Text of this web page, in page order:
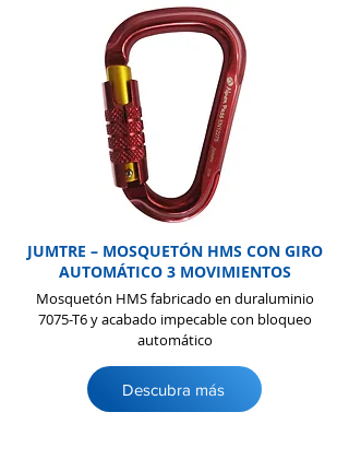
JUMTRE – MOSQUETÓN HMS CON GIRO
AUTOMÁTICO 3 MOVIMIENTOS
Mosquetón HMS fabricado en duraluminio
7075-T6 y acabado impecable con bloqueo
automático
Descubra más